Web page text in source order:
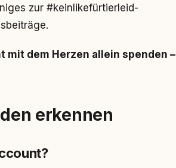
zur #keinlikefürtierleid-
dem Herzen allein spenden –
erkennen